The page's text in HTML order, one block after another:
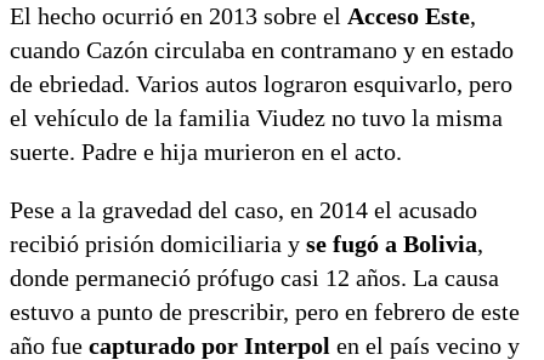
El hecho ocurrió en 2013 sobre el Acceso Este,
cuando Cazón circulaba en contramano y en estado
de ebriedad. Varios autos lograron esquivarlo, pero
el vehículo de la familia Viudez no tuvo la misma
suerte. Padre e hija murieron en el acto.
Pese a la gravedad del caso, en 2014 el acusado
recibió prisión domiciliaria y se fugó a Bolivia,
donde permaneció prófugo casi 12 años. La causa
estuvo a punto de prescribir, pero en febrero de este
año fue capturado por Interpol en el país vecino y